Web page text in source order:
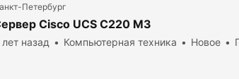
Петербург
Cisco UCS C220 M3
назад Компьютерная техника Новое